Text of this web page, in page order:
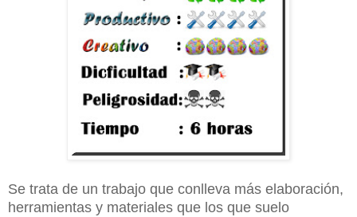
Se trata de un trabajo que conlleva más elaboración,
herramientas y materiales que los que suelo